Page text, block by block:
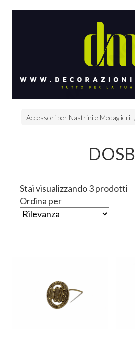
Accessori per Nastrini e Medaglieri
DOSB
Stai visualizzando 3 prodotti
Ordina per